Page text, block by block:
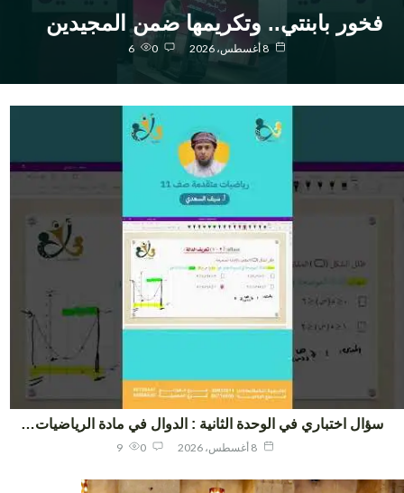
فخور بابنتي.. وتكريمها ضمن المجيدين
6
اختباري في الوحدة الثانية : الدوال في مادة الرياضيات…
9